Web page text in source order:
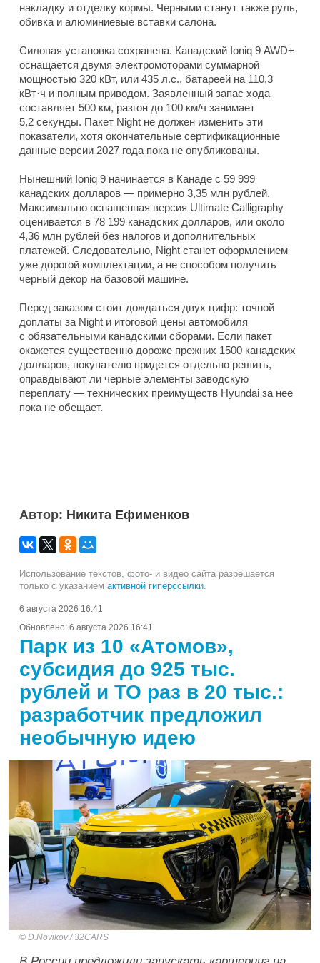
накладку и отделку кормы. Черными станут также руль,
обивка и алюминиевые вставки салона.
Силовая установка сохранена. Канадский Ioniq 9 AWD+
оснащается двумя электромоторами суммарной
мощностью 320 кВт, или 435 л.с., батареей на 110,3
кВт·ч и полным приводом. Заявленный запас хода
составляет 500 км, разгон до 100 км/ч занимает
5,2 секунды. Пакет Night не должен изменить эти
показатели, хотя окончательные сертификационные
данные версии 2027 года пока не опубликованы.
Нынешний Ioniq 9 начинается в Канаде с 59 999
канадских долларов — примерно 3,35 млн рублей.
Максимально оснащенная версия Ultimate Calligraphy
оценивается в 78 199 канадских долларов, или около
4,36 млн рублей без налогов и дополнительных
платежей. Следовательно, Night станет оформлением
уже дорогой комплектации, а не способом получить
черный декор на базовой машине.
Перед заказом стоит дождаться двух цифр: точной
доплаты за Night и итоговой цены автомобиля
с обязательными канадскими сборами. Если пакет
окажется существенно дороже прежних 1500 канадских
долларов, покупателю придется отдельно решить,
оправдывают ли черные элементы заводскую
переплату — технических преимуществ Hyundai за нее
пока не обещает.
Автор: Никита Ефименков
Использование текстов, фото- и видео сайта разрешается
только с указанием активной гиперссылки
6 августа 2026 16:41
Обновлено: 6 августа 2026 16:41
Парк из 10 «Атомов»,
субсидия до 925 тыс.
рублей и ТО раз в 20 тыс.:
разработчик предложил
необычную идею
D.Novikov / 32CARS